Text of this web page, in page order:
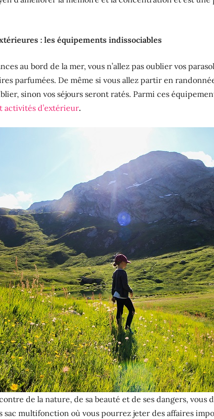
: les équipements indissociables
au bord de la mer, vous n’allez pas oublier vos
parfumées. De même si vous allez partir en
sinon vos séjours seront ratés. Parmi ces
activités d’extérieur.
de la nature, de sa beauté et de ses dangers, vous
sac multifonction où vous pourrez jeter des affaires